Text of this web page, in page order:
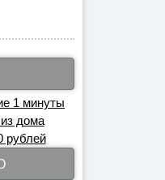
1 минуты
дома
рублей